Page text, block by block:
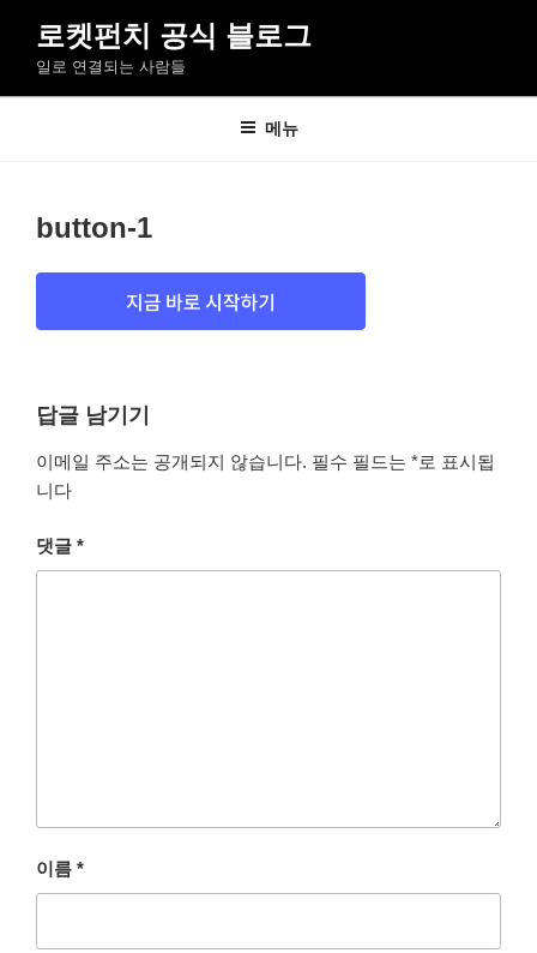
로
로켓펀치 공식 블로그
일로 연결되는 사람들
메뉴
button-1
답글 남기기
이메일 주소는 공개되지 않습니다. 필수 필드는 *로 표시됩
니다
댓글 *
이름 *